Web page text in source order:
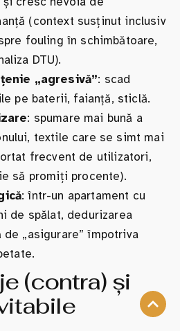
(context susținut inclusiv
fouling în schimbătoare,
DTU).
„agresivă”: scad
pe baterii, faianță, sticlă.
: spumare mai bună a
textile care se simt mai
frecvent de utilizatori,
să promiți procente).
: într-un apartament cu
de spălat, dedurizarea
„asigurare” împotriva
(contra) și